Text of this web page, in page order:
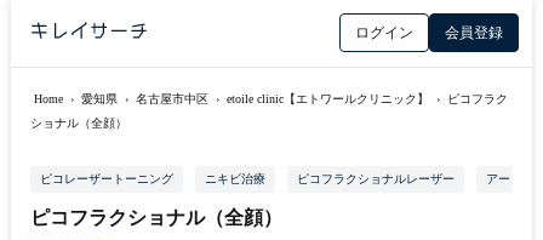
ログイン 会員登録
Home › 愛知県 › 名古屋市中区 › etoile clinic【エトワールクリニック】 ›
ピコフラク
ショナル（全顔）
ピコレーザートーニング ニキビ治療 ピコフラクショナルレーザー アートメ
ピコフラクショナル（全顔）